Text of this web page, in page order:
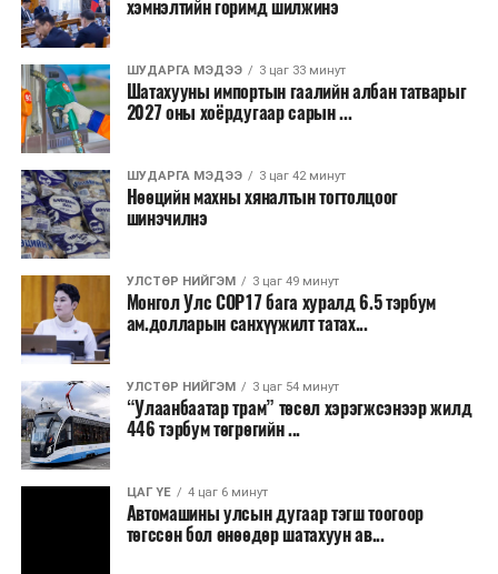
хэмнэлтийн горимд шилжинэ
ШУДАРГА МЭДЭЭ 3 цаг 33 минут
Шатахууны импортын гаалийн албан татварыг
2027 оны хоёрдугаар сарын ...
ШУДАРГА МЭДЭЭ 3 цаг 42 минут
Нөөцийн махны хяналтын тогтолцоог
шинэчилнэ
УЛСТӨР НИЙГЭМ 3 цаг 49 минут
Монгол Улс COP17 бага хуралд 6.5 тэрбум
ам.долларын санхүүжилт татах...
УЛСТӨР НИЙГЭМ 3 цаг 54 минут
“Улаанбаатар трам” төсөл хэрэгжсэнээр жилд
446 тэрбум төгрөгийн ...
ЦАГ ҮЕ 4 цаг 6 минут
Автомашины улсын дугаар тэгш тоогоор
төгссөн бол өнөөдөр шатахуун ав...